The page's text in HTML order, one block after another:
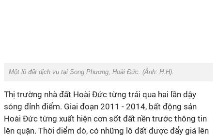
Một lô đất dịch vụ tại Song Phương, Hoài Đức. (Ảnh: H.H).
Thị trường nhà đất Hoài Đức từng trải qua hai lần dậy
sóng đỉnh điểm. Giai đoạn 2011 - 2014, bất động sản
Hoài Đức từng xuất hiện cơn sốt đất nền trước thông tin
lên quận. Thời điểm đó, có những lô đất được đẩy giá lên